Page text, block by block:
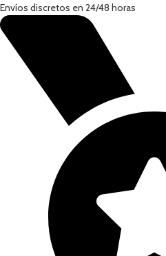
Envíos discretos en 24/48 horas